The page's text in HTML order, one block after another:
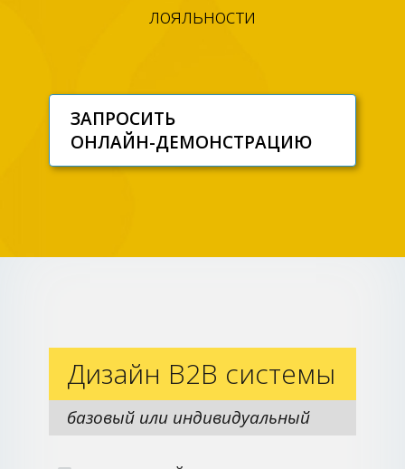
лояльности
ЗАПРОСИТЬ
ОНЛАЙН-ДЕМОНСТРАЦИЮ
Дизайн B2B системы
базовый или индивидуальный